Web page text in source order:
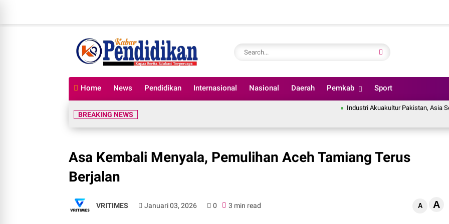
Home News Pendidikan Internasional Nasional Daerah Pemkab Sport
BREAKING NEWS
Industri Akuakultur Pakistan, Asia Selatan
Asa Kembali Menyala, Pemulihan Aceh Tamiang Terus
Berjalan
VRITIMES Januari 03, 2026 0 3 min read A A